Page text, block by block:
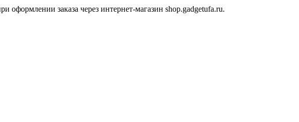
оформлении заказа через интернет-магазин shop.gadgetufa.ru.